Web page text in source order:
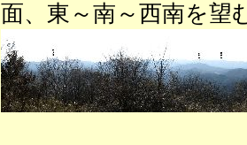
面、東～南～西南を望